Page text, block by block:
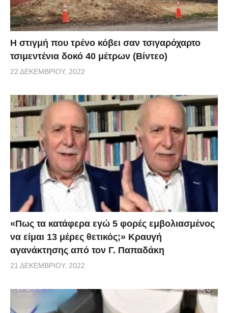
H στιγμή που τρένο κόβει σαν τσιγαρόχαρτο
τσιμεντένια δοκό 40 μέτρων (Βίντεο)
22 ΔΕΚΕΜΒΡΊΟΥ, 2022
«Πως τα κατάφερα εγώ 5 φορές εμβoλιασμένος
να είμαι 13 μέρες θετικός;» Κραυγή
αγανάκτησης από τον Γ. Παπαδάκη
21 ΔΕΚΕΜΒΡΊΟΥ, 2022